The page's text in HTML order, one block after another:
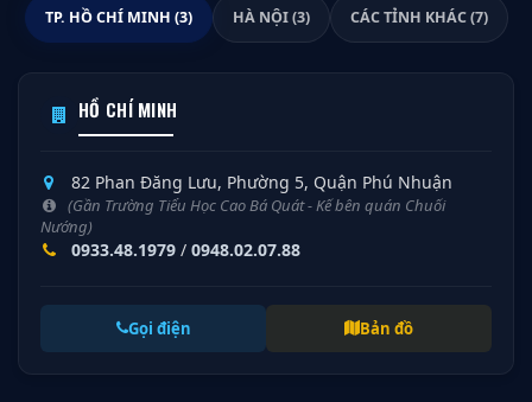
TP. HỒ CHÍ MINH (3) HÀ NỘI (3) CÁC TỈNH KHÁC (7)
HỒ CHÍ MINH
82 Phan Đăng Lưu, Phường 5, Quận Phú Nhuận
(Gần Trường Tiểu Học Cao Bá Quát - Kế bên quán Chuối
Nướng)
0933.48.1979 / 0948.02.07.88
Gọi điện Bản đồ